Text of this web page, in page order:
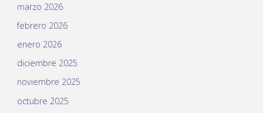
marzo 2026
febrero 2026
enero 2026
diciembre 2025
noviembre 2025
octubre 2025